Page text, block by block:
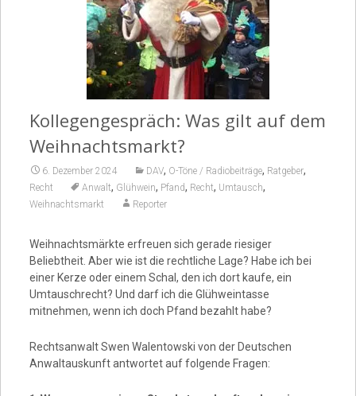
Kollegengespräch: Was gilt auf dem
Weihnachtsmarkt?
6. Dezember 2024 DAV, O-Töne / Radiobeiträge, Ratgeber,
Recht Anwalt, Glühwein, Pfand, Recht, Umtausch,
Weihnachtsmarkt Reporter
Weihnachtsmärkte erfreuen sich gerade riesiger
Beliebtheit. Aber wie ist die rechtliche Lage? Habe ich bei
einer Kerze oder einem Schal, den ich dort kaufe, ein
Umtauschrecht? Und darf ich die Glühweintasse
mitnehmen, wenn ich doch Pfand bezahlt habe?
Rechtsanwalt Swen Walentowski von der Deutschen
Anwaltauskunft antwortet auf folgende Fragen: